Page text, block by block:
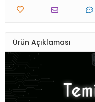
Ürün Açıklaması